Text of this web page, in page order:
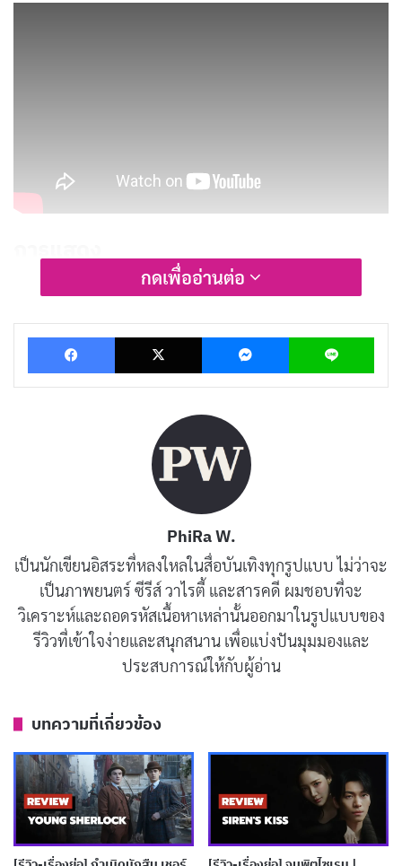
นักแสดงในซีรีส์เรื่อง A Nearly Normal Family (2023)
แสดงได้อย่างยอดเยี่ยม โดยเฉพาะอย่างยิ่ง Alexandra
Karlsson Tyrefors ที่รับบทเป็น Stella Bülow หัวหน้า
ครอบครัวที่ดูเหมือนจะเข้มแข็งและควบคุมทุกอย่างได้ แต่
ซีรีส์เรื่อง A Nearly Normal Family (2023) ได้รับการ
สร้างสรรค์อย่างพิถีพิถัน ตั้งแต่การถ่ายภาพที่สวยงามและ
สื่อถึงความรู้สึกอึมครึม ไปจนถึงการตัดต่อที่ชวนติดตาม
และทำให้ผู้ชมตื่นเต้นอยู่ตลอดเวลา ซีรีส์เรื่องนี้ยังได้สอด
แทรกประเด็นทางสังคมต่างๆ เอาไว้ เช่น ความเหลื่อมล้ำ
ทางสังคม และความสำคัญของความจริงใจในครอบครัว
บทสรุป
ซีรีส์เรื่อง A Nearly Normal Family (2023) เป็นซีรีส์แนว
ระทึกขวัญที่ดูสนุกและชวนติดตามตลอดเวลา ซีรีส์เรื่องนี้
จะทำให้ผู้ชมสงสัยถึงตัวละครต่างๆ และพยายามหาคำตอบ
ว่าใครคือฆาตกรตัวจริง หากคุณกำลังมองหาซีรีส์แนวระทึก
กดเพื่ออ่านต่อ
Facebook X Messenger Line
PhiRa W.
เป็นนักเขียนอิสระที่หลงใหลในสื่อบันเทิงทุกรูปแบบ ไม่ว่าจะ
เป็นภาพยนตร์ ซีรีส์ วาไรตี้ และสารคดี ผมชอบที่จะ
วิเคราะห์และถอดรหัสเนื้อหาเหล่านั้นออกมาในรูปแบบของ
รีวิวที่เข้าใจง่ายและสนุกสนาน เพื่อแบ่งปันมุมมองและ
ประสบการณ์ให้กับผู้อ่าน
บทความที่เกี่ยวข้อง